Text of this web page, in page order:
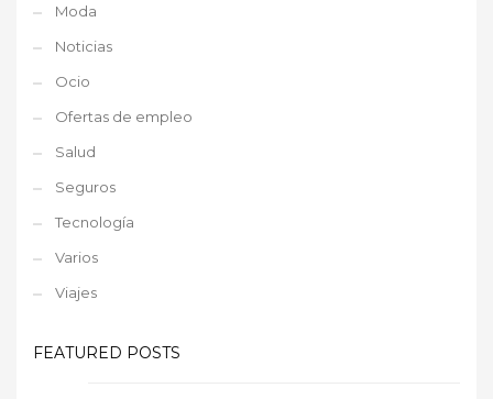
Moda
Noticias
Ocio
Ofertas de empleo
Salud
Seguros
Tecnología
Varios
Viajes
FEATURED POSTS